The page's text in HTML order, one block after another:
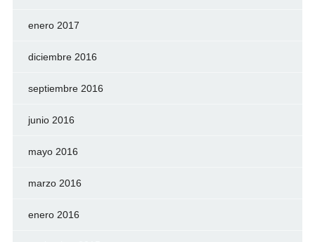
enero 2017
diciembre 2016
septiembre 2016
junio 2016
mayo 2016
marzo 2016
enero 2016